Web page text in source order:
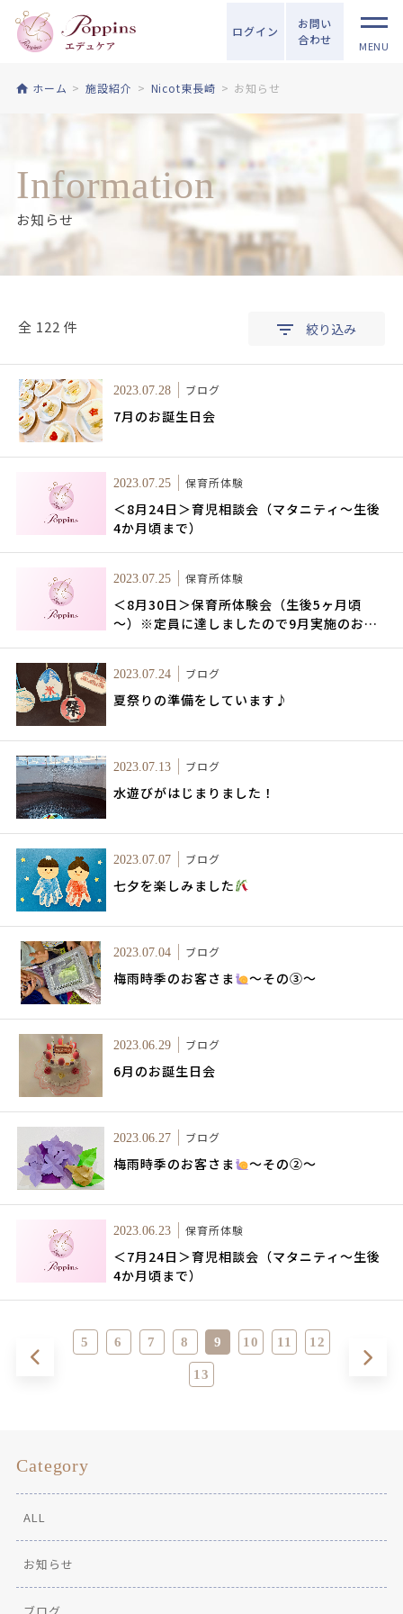
ログイン
お問い
合わせ
MENU
ホーム 施設紹介 Nicot東長崎 お知らせ
Information
お知らせ
全 122 件 絞り込み
2023.07.28 ブログ
7月のお誕生日会
2023.07.25 保育所体験
＜8月24日＞育児相談会（マタニティ～生後
4か月頃まで）
2023.07.25 保育所体験
＜8月30日＞保育所体験会（生後5ヶ月頃
～）※定員に達しましたので9月実施のお知
2023.07.24 ブログ
夏祭りの準備をしています♪
2023.07.13 ブログ
水遊びがはじまりました！
2023.07.07 ブログ
七夕を楽しみました
2023.07.04 ブログ
梅雨時季のお客さま ～その③～
2023.06.29 ブログ
6月のお誕生日会
2023.06.27 ブログ
梅雨時季のお客さま ～その②～
2023.06.23 保育所体験
＜7月24日＞育児相談会（マタニティ～生後
4か月頃まで）
5 6 7 8 9 10 11 12
13
Category
ALL
お知らせ